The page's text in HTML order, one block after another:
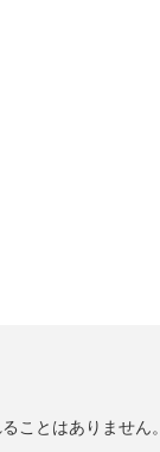
ことはありません。